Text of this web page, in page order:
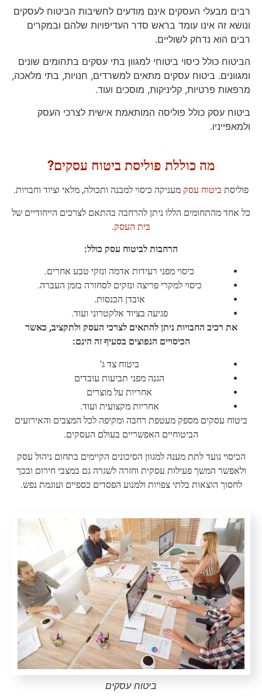
רבים מבעלי העסקים אינם מודעים לחשיבות הביטוח לעסקים
ונושא זה אינו עומד בראש סדר העדיפויות שלהם ובמקרים
רבים הוא נדחק לשוליים.
הביטוח כולל כיסוי ביטוחי למגוון בתי עסקים בתחומים שונים
ומגוונים. ביטוח עסקים מתאים למשרדים, חנויות, בתי מלאכה,
מרפאות פרטיות, קליניקות, מוסכים ועוד.
ביטוח עסק כולל פוליסה המותאמת אישית לצרכי העסק
ולמאפייניו.
מה כוללת פוליסת ביטוח עסקים?
פוליסת ביטוח עסק מעניקה כיסוי למבנה ותכולה, מלאי וציוד וחבויות.
כל אחד מהתחומים הללו ניתן להרחבה בהתאם לצרכים הייחודיים של
בית העסק.
הרחבות לביטוח עסק כולל:
כיסוי מפני רעידות אדמה ונזקי טבע אחרים.
כיסוי למקרי פריצה ונזקים לסחורה בזמן העברה.
אובדן הכנסות.
פגיעה בציוד אלקטרוני ועוד.
את רכיב החבויות ניתן להתאים לצרכי העסק ולתקציב, כאשר
הכיסויים הנפוצים בסעיף זה הינם:
ביטוח צד ג'
הגנה מפני תביעות עובדים
אחריות על מוצרים
אחריות מקצועית ועוד.
ביטוח עסקים מספק מעטפת רחבה ומקיפה לכל המצבים והאירועים
הביטוחיים האפשריים בעולם העסקים.
הכיסוי נועד לתת מענה למגוון הסיכונים הקיימים בתחום ניהול עסק
ולאפשר המשך פעילות עסקית וחזרה לשגרה גם במצבי חירום ובכך
לחסוך הוצאות בלתי צפויות ולמנוע הפסדים כספיים ועוגמת נפש.
ביטוח עסקים